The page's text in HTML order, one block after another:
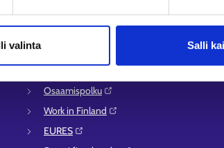
valinta Salli
KEHA-keskus⁠
Osaamispolku⁠
Work in Finland⁠
EURES⁠